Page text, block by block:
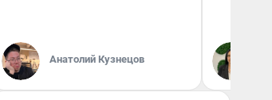
Анатолий Кузнецов